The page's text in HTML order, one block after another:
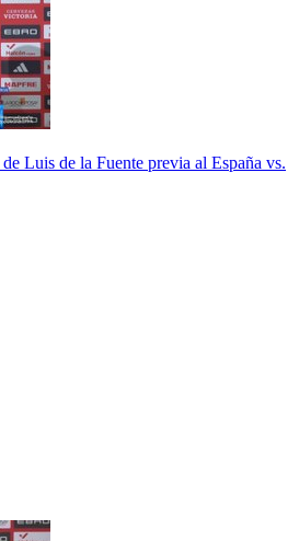
Luis de la Fuente previa al España vs.